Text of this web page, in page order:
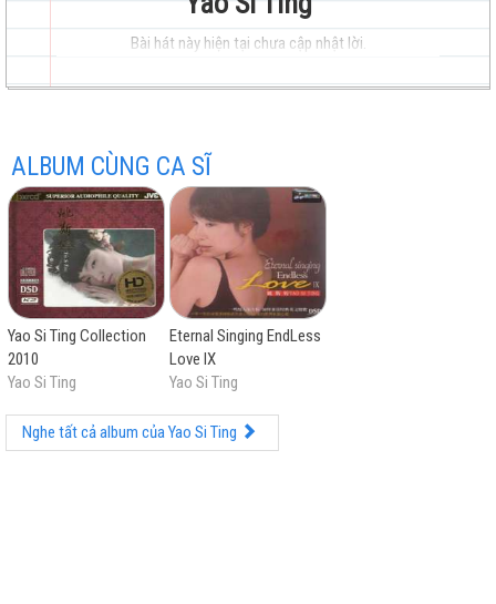
hay
nhất
Bài hát này hiện tại chưa cập nhật lời.
ALBUM CÙNG CA SĨ
Yao Si Ting Collection
2010
Yao Si Ting
Eternal Singing EndLess
Love IX
Yao Si Ting
Nghe tất cả album của Yao Si Ting